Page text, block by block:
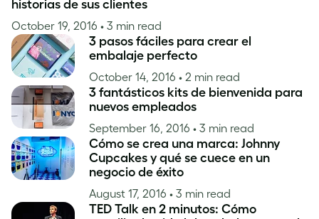
historias de sus clientes
October 19, 2016 • 3 min read
3 pasos fáciles para crear el
embalaje perfecto
October 14, 2016 • 2 min read
3 fantásticos kits de bienvenida para
nuevos empleados
September 16, 2016 • 3 min read
Cómo se crea una marca: Johnny
Cupcakes y qué se cuece en un
negocio de éxito
August 17, 2016 • 3 min read
TED Talk en 2 minutos: Cómo